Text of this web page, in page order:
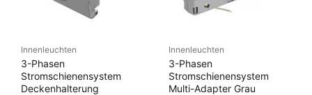
Innenleuchten
3-Phasen
Stromschienensystem
Deckenhalterung
Innenleuchten
3-Phasen
Stromschienensystem
Multi-Adapter Grau